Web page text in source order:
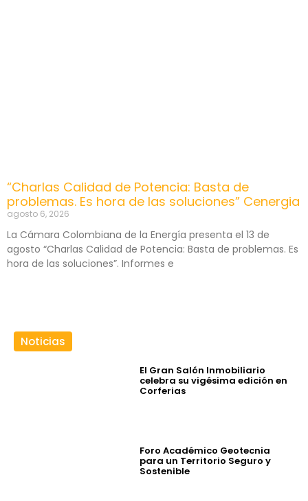
“Charlas Calidad de Potencia: Basta de
problemas. Es hora de las soluciones” Cenergia
agosto 6, 2026
La Cámara Colombiana de la Energía presenta el 13 de
agosto “Charlas Calidad de Potencia: Basta de problemas. Es
hora de las soluciones”. Informes e
Noticias
El Gran Salón Inmobiliario
celebra su vigésima edición en
Corferias
Foro Académico Geotecnia
para un Territorio Seguro y
Sostenible